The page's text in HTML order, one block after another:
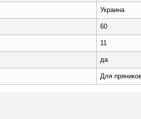
Украина
60
11
да
Для